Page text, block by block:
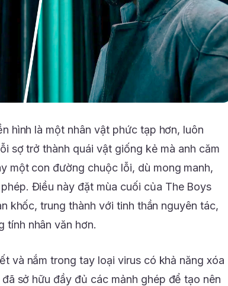
hình là một nhân vật phức tạp hơn, luôn
sợ trở thành quái vật giống kẻ mà anh căm
một con đường chuộc lỗi, dù mong manh,
Điều này đặt mùa cuối của The Boys
khốc, trung thành với tinh thần nguyên tác,
tính nhân văn hơn.
và nắm trong tay loại virus có khả năng xóa
sở hữu đầy đủ các mảnh ghép để tạo nên